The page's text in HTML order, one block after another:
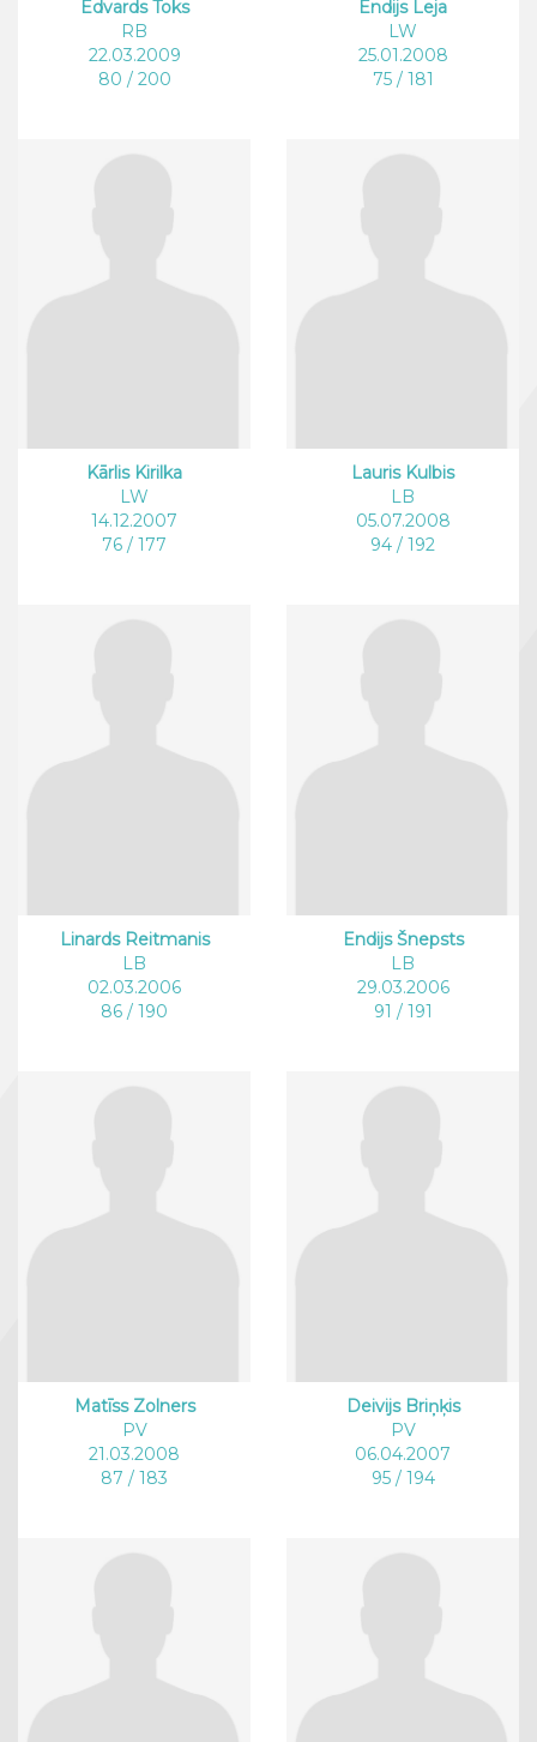
Edvards Toks
RB
22.03.2009
80 / 200
Endijs Leja
LW
25.01.2008
75 / 181
Kārlis Kirilka
LW
14.12.2007
76 / 177
Lauris Kulbis
LB
05.07.2008
94 / 192
Linards Reitmanis
LB
02.03.2006
86 / 190
Endijs Šnepsts
LB
29.03.2006
91 / 191
Matīss Zolners
PV
21.03.2008
87 / 183
Deivijs Briņķis
PV
06.04.2007
95 / 194